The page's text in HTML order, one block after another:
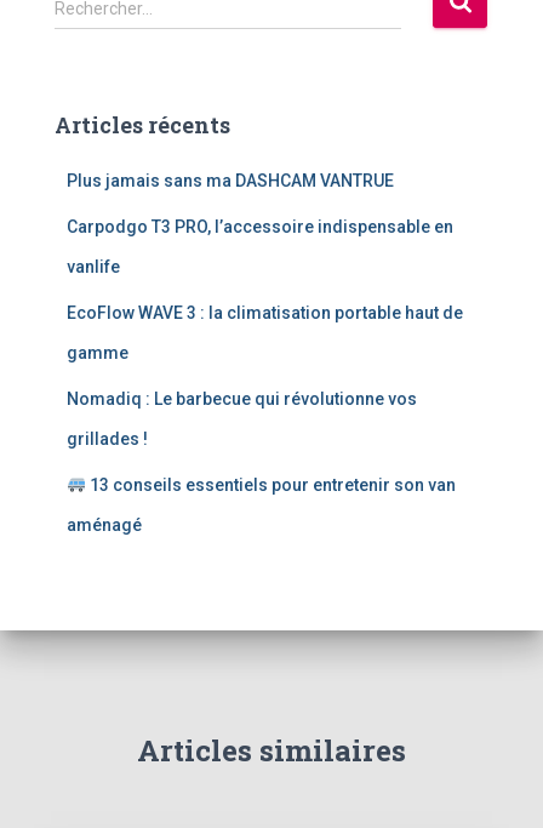
e
r
Rechercher…
Articles récents
Plus jamais sans ma DASHCAM VANTRUE
Carpodgo T3 PRO, l’accessoire indispensable en
vanlife
EcoFlow WAVE 3 : la climatisation portable haut de
gamme
Nomadiq : Le barbecue qui révolutionne vos
grillades !
13 conseils essentiels pour entretenir son van
aménagé
Articles similaires